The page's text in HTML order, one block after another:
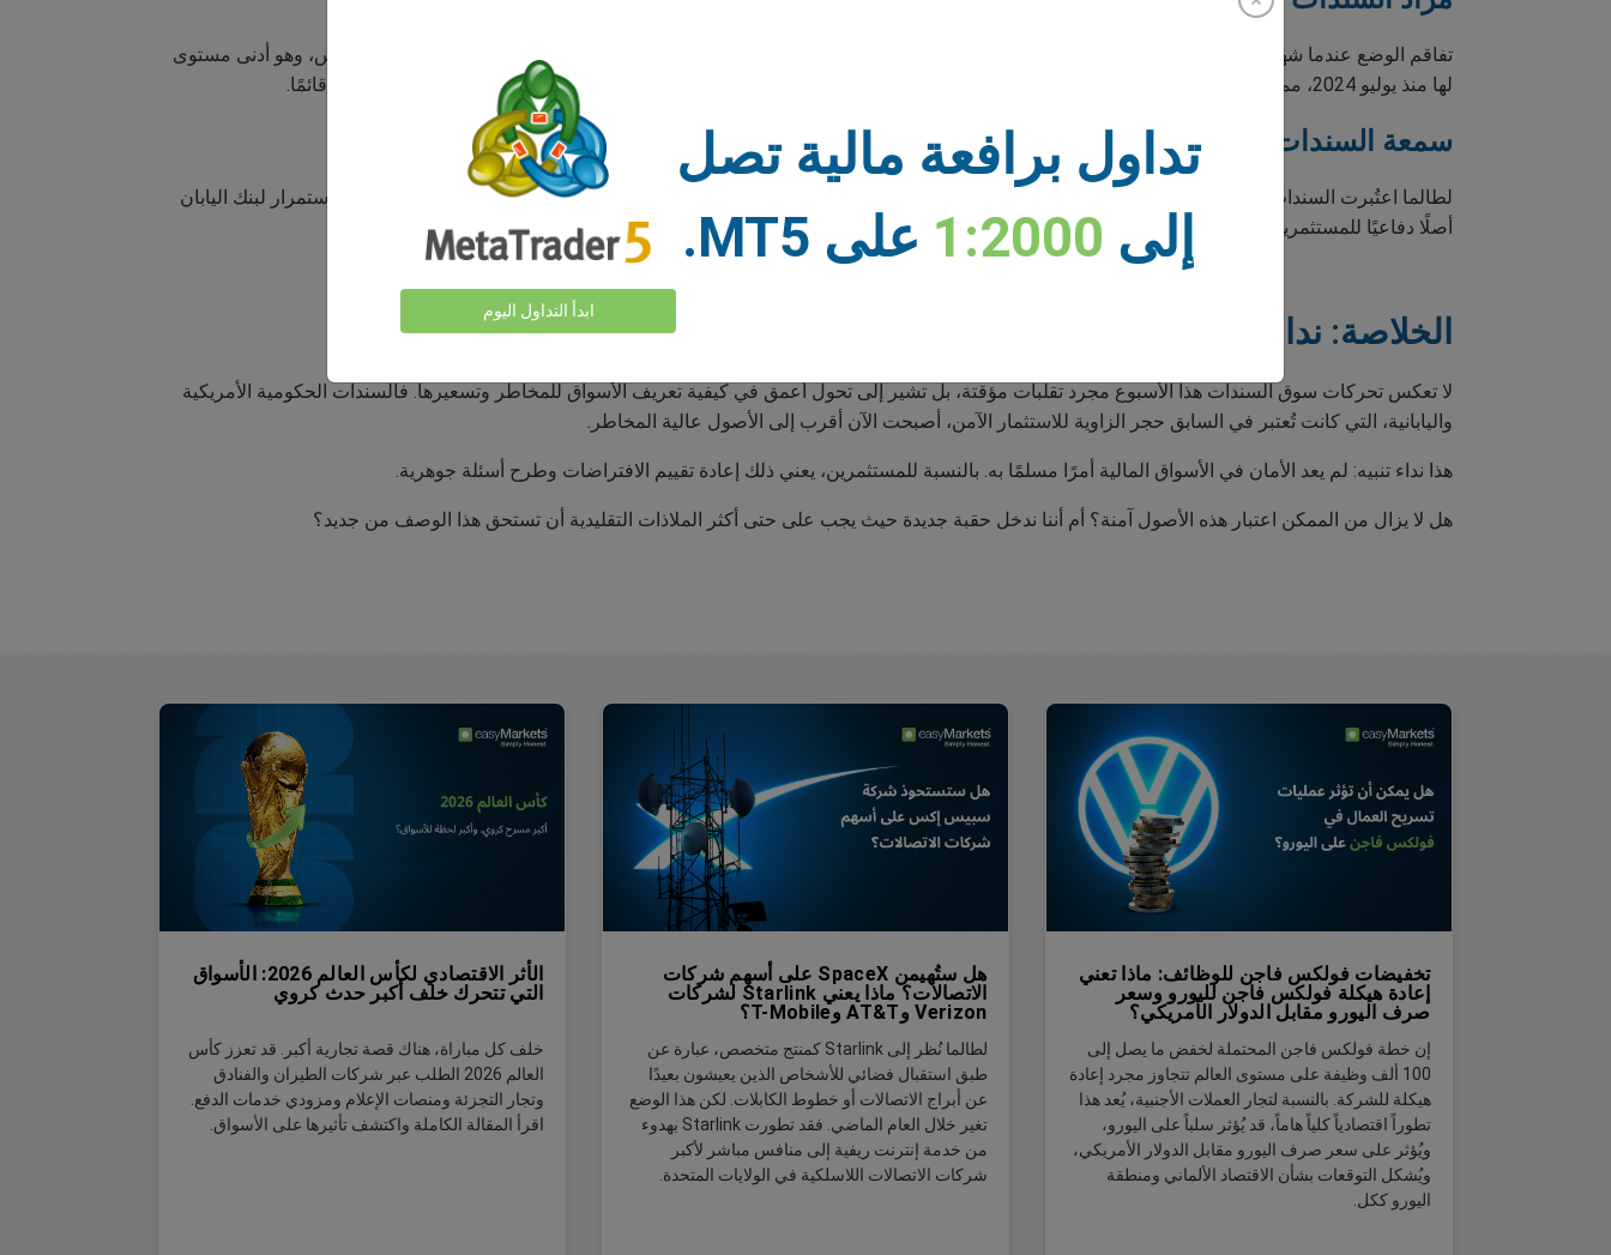
تفاقم الوضع عندما شهد مزاد السندات الحكومية طلبًا ضعيفًا بشكل غير معتاد، حيث انخفضت نسبة العرض إلى التغطية إلى 2.21، من 2.92 في مارس، وهو أدنى مستوى
لها منذ يوليو 2024، مما زاد من اهتزاز الثقة. ساعد الانخفاض المحتمل في إصدار السندات لاحقًا على تهدئة العوائد قليلاً، لكن التحول الأساسي لا يزال قائمًا.
سمعة السندات اليابانية
لطالما اعتُبرت السندات اليابانية ملاذًا آمنًا راسخًا، لا سيما خلال فترات الركود العالمي. وقد جعلتها قابلية التنبؤ بها وسياسة أسعار الفائدة المنخفضة باستمرار لبنك اليابان
أصلًا دفاعيًا للمستثمرين العالميين. لكن هذا التصور أصبح الآن في خطر.
الخلاصة: نداء تنبيه عالمي بشأن "الأصول الآمنة".
لا تعكس تحركات سوق السندات هذا الأسبوع مجرد تقلبات مؤقتة، بل تشير إلى تحول أعمق في كيفية تعريف الأسواق للمخاطر وتسعيرها. فالسندات الحكومية الأمريكية
واليابانية، التي كانت تُعتبر في السابق حجر الزاوية للاستثمار الآمن، أصبحت الآن أقرب إلى الأصول عالية المخاطر.
هذا نداء تنبيه: لم يعد الأمان في الأسواق المالية أمرًا مسلمًا به. بالنسبة للمستثمرين، يعني ذلك إعادة تقييم الافتراضات وطرح أسئلة جوهرية.
هل لا يزال من الممكن اعتبار هذه الأصول آمنة؟ أم أننا ندخل حقبة جديدة حيث يجب على حتى أكثر الملاذات التقليدية أن تستحق هذا الوصف من جديد؟
تخفيضات فولكس فاجن للوظائف: ماذا تعني
إعادة هيكلة فولكس فاجن لليورو وسعر
صرف اليورو مقابل الدولار الأمريكي؟
إن خطة فولكس فاجن المحتملة لخفض ما يصل إلى
100 ألف وظيفة على مستوى العالم تتجاوز مجرد إعادة
هيكلة للشركة. بالنسبة لتجار العملات الأجنبية، يُعد هذا
تطوراً اقتصادياً كلياً هاماً، قد يُؤثر سلباً على اليورو،
ويُؤثر على سعر صرف اليورو مقابل الدولار الأمريكي،
ويُشكل التوقعات بشأن الاقتصاد الألماني ومنطقة
اليورو ككل.
هل ستُهيمن SpaceX على أسهم شركات
الاتصالات؟ ماذا يعني Starlink لشركات
Verizon وAT&T وT-Mobile؟
لطالما نُظر إلى Starlink كمنتج متخصص، عبارة عن
طبق استقبال فضائي للأشخاص الذين يعيشون بعيدًا
عن أبراج الاتصالات أو خطوط الكابلات. لكن هذا الوضع
تغير خلال العام الماضي. فقد تطورت Starlink بهدوء
من خدمة إنترنت ريفية إلى منافس مباشر لأكبر
شركات الاتصالات اللاسلكية في الولايات المتحدة.
الأثر الاقتصادي لكأس العالم 2026: الأسواق
التي تتحرك خلف أكبر حدث كروي
خلف كل مباراة، هناك قصة تجارية أكبر. قد تعزز كأس
العالم 2026 الطلب عبر شركات الطيران والفنادق
وتجار التجزئة ومنصات الإعلام ومزودي خدمات الدفع.
اقرأ المقالة الكاملة واكتشف تأثيرها على الأسواق.
تداول برافعة مالية تصل
إلى 1:2000 على MT5.
ابدأ التداول اليوم